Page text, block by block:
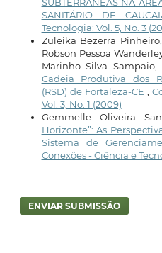
SANITÁRIO DE
Tecnologia: Vol. 5, No. 3
Zuleika Bezerra
Robson Pessoa
Marinho Silva
Cadeia Produtiva dos
(RSD) de Fortaleza-CE
Vol. 3, No. 1 (2009)
Gemmelle Oliveira
Horizonte”: As
Sistema de
Conexões - Ciência e
ENVIAR SUBMISSÃO